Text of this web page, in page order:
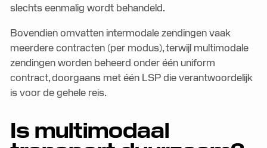
slechts eenmalig wordt behandeld.
Bovendien omvatten intermodale zendingen vaak
meerdere contracten (per modus), terwijl multimodale
zendingen worden beheerd onder één uniform
contract, doorgaans met één LSP die verantwoordelijk
is voor de gehele reis.
Is multimodaal